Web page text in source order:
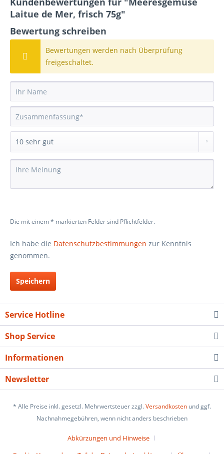
Laitue de Mer, frisch 75g"
Bewertung schreiben
Bewertungen werden nach Überprüfung
freigeschaltet.
Die mit einem * markierten Felder sind Pflichtfelder.
Ich habe die Datenschutzbestimmungen zur Kenntnis
genommen.
Speichern
Service Hotline
Shop Service
Informationen
Newsletter
* Alle Preise inkl. gesetzl. Mehrwertsteuer zzgl.Versandkosten und ggf.
Nachnahmegebühren, wenn nicht anders beschrieben
Abkürzungen und Hinweise